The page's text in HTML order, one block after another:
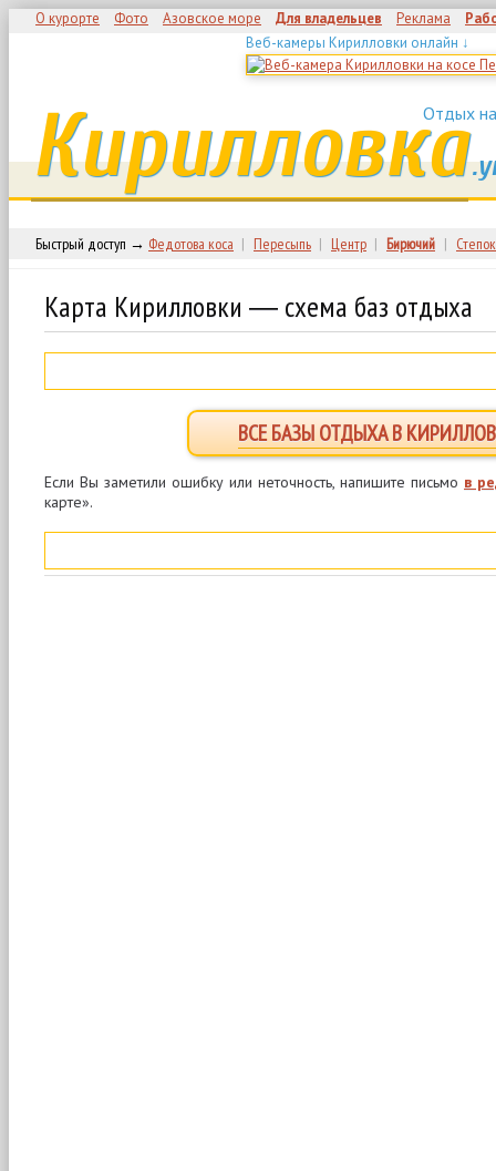
О курорте Фото Азовское море Для владельцев Реклама
Веб-камеры Кирилловки онлайн ↓
Отдых
Кирилловка
Быстрый доступ → Федотова коса | Пересыпь | Центр | Бирючий | Степок
Карта Кирилловки ― схема баз отдыха
ВСЕ БАЗЫ ОТДЫХА В
Если Вы заметили ошибку или неточность, напишите письмо в
карте».